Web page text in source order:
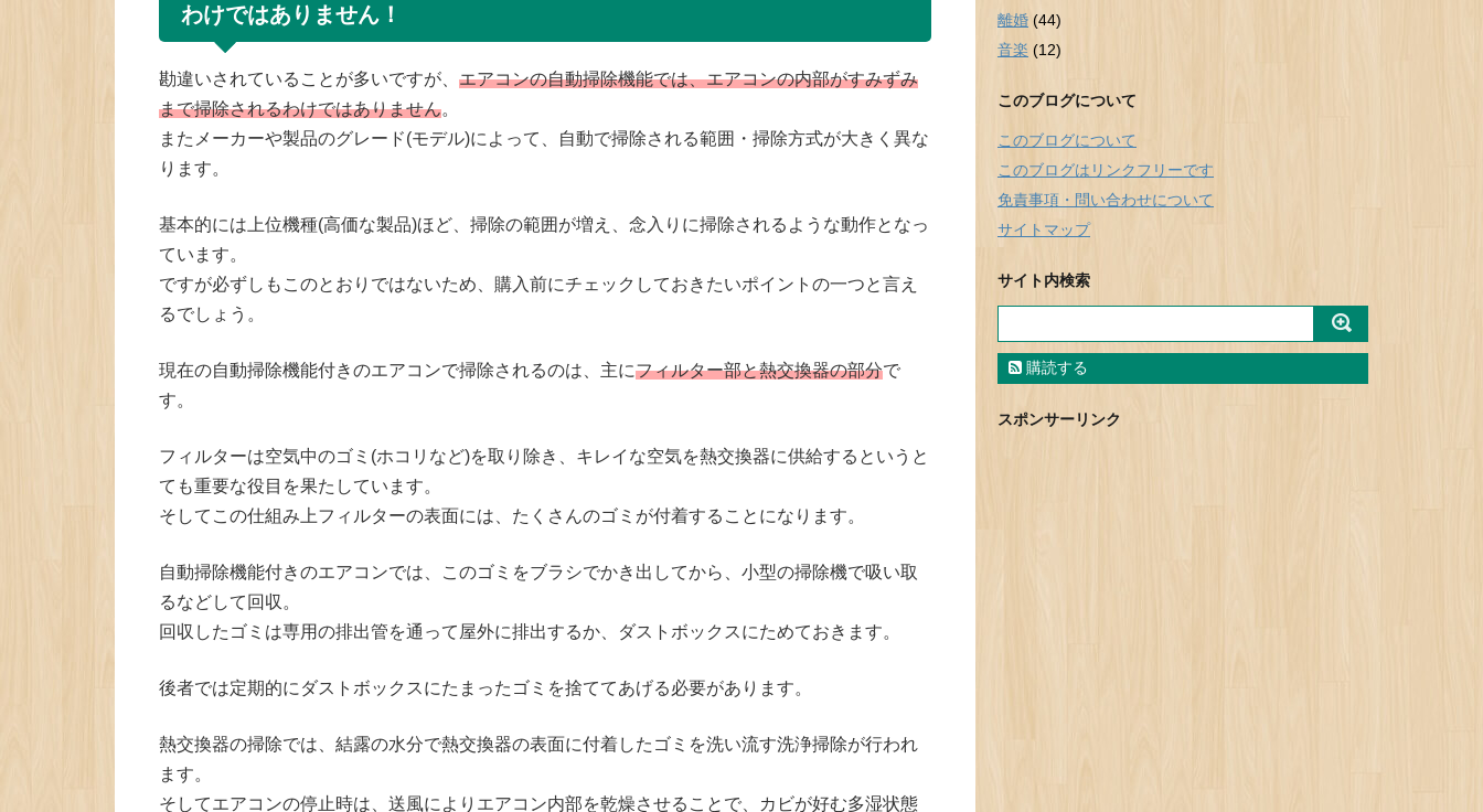
わけではありません！
勘違いされていることが多いですが、 エアコンの自動掃除機能では、エアコンの内部がすみずみ
まで掃除されるわけではありません。
またメーカーや製品のグレード(モデル)によって、自動で掃除される範囲・掃除方式が大きく異な
ります。
基本的には上位機種(高価な製品)ほど、掃除の範囲が増え、念入りに掃除されるような動作となっ
ています。
ですが必ずしもこのとおりではないため、購入前にチェックしておきたいポイントの一つと言え
るでしょう。
現在の自動掃除機能付きのエアコンで掃除されるのは、主にフィルター部と熱交換器の部分で
す。
フィルターは空気中のゴミ(ホコリなど)を取り除き、キレイな空気を熱交換器に供給するというと
ても重要な役目を果たしています。
そしてこの仕組み上フィルターの表面には、たくさんのゴミが付着することになります。
自動掃除機能付きのエアコンでは、このゴミをブラシでかき出してから、小型の掃除機で吸い取
るなどして回収。
回収したゴミは専用の排出管を通って屋外に排出するか、ダストボックスにためておきます。
後者では定期的にダストボックスにたまったゴミを捨ててあげる必要があります。
熱交換器の掃除では、結露の水分で熱交換器の表面に付着したゴミを洗い流す洗浄掃除が行われ
ます。
そしてエアコンの停止時は、送風によりエアコン内部を乾燥させることで、カビが好む多湿状態
離婚 (44)
音楽 (12)
このブログについて
このブログについて
このブログはリンクフリーです
免責事項・問い合わせについて
サイトマップ
サイト内検索
購読する
スポンサーリンク